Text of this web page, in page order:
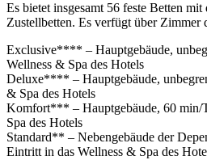
Es bietet insgesamt 56 feste Betten
Zustellbetten. Es verfügt über Zimmer
Exclusive**** – Hauptgebäude,
Wellness & Spa des Hotels
Deluxe**** – Hauptgebäude,
& Spa des Hotels
Komfort*** – Hauptgebäude, 60 min/
Spa des Hotels
Standard** – Nebengebäude der
Eintritt in das Wellness & Spa des